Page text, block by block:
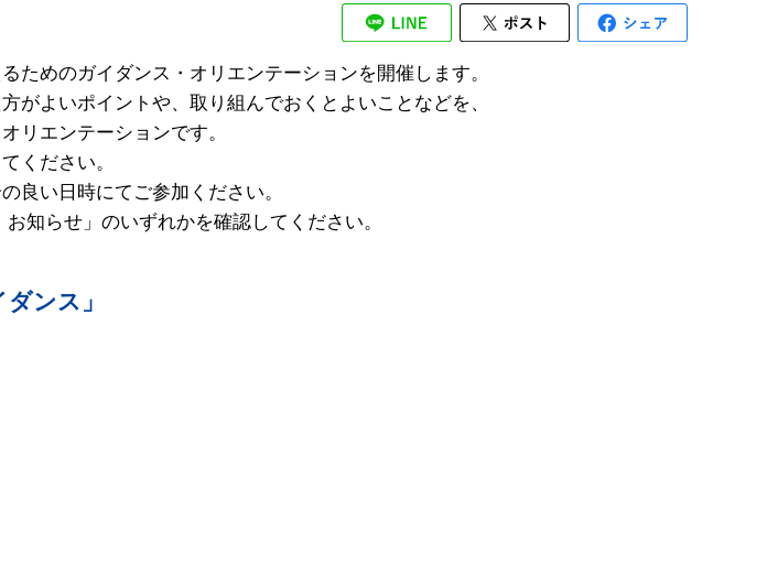
ためのガイダンス・オリエンテーションを開催します。
がよいポイントや、取り組んでおくとよいことなどを、
リエンテーションです。
ください。
い日時にてご参加ください。
らせ」のいずれかを確認してください。
ンス」